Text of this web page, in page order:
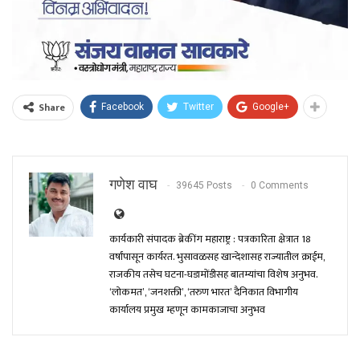
Share Facebook Twitter Google+
गणेश वाघ 39645 Posts 0 Comments
कार्यकारी संपादक ब्रेकींग महाराष्ट्र : पत्रकारिता क्षेत्रात 18
वर्षांपासून कार्यरत. भुसावळसह खान्देशासह राज्यातील क्राईम,
राजकीय तसेच घटना-घडामोंडीसह बातम्यांचा विशेष अनुभव.
‘लोकमत’, ‘जनशक्ती’, ‘तरुण भारत’ दैनिकात विभागीय
कार्यालय प्रमुख म्हणून कामकाजाचा अनुभव